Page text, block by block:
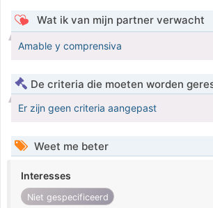
Wat ik van mijn partner verwacht
Amable y comprensiva
De criteria die moeten worden
Er zijn geen criteria aangepast
Weet me beter
Interesses
Niet gespecificeerd